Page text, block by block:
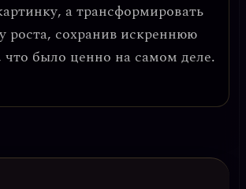
атрансформировать
роста, сохранив искреннюю
что было ценно на самом деле.